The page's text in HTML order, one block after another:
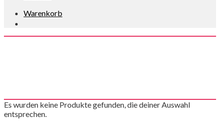
Warenkorb
Es wurden keine Produkte gefunden, die deiner Auswahl
entsprechen.